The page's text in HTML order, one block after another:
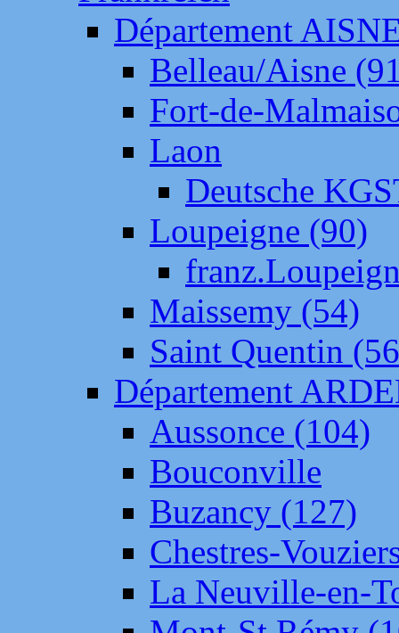
Département
Belleau/Aisne
Fort-de-
Laon
Deutsche
Loupeigne (90)
Maissemy (54)
Saint Quentin
Département
Aussonce (104)
Bouconville
Buzancy (127)
Chestres-
La Neuville-en-